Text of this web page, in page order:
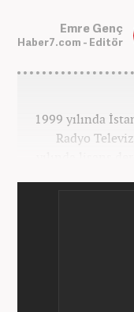
Emre Genç
Haber7.com - Editör
1999 yılında
Radyo
yılında lisans
Kanal 7 Medya